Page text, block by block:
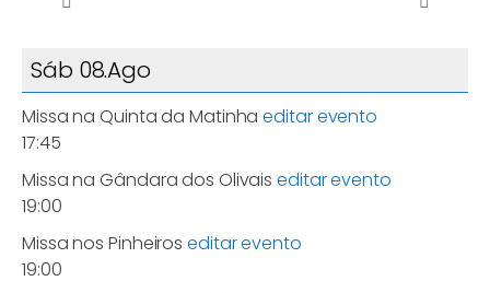
Sáb 08.Ago
Missa na Quinta da Matinha editar evento
17:45
Missa na Gândara dos Olivais editar evento
19:00
Missa nos Pinheiros editar evento
19:00